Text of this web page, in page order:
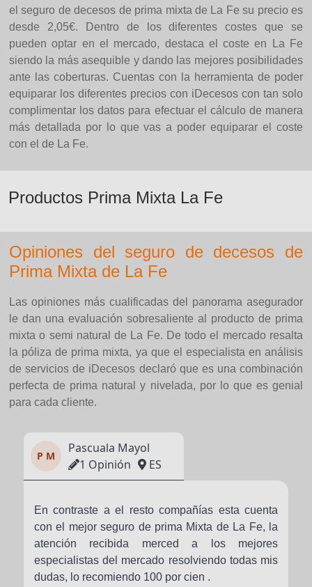
el seguro de decesos de prima mixta de La Fe su precio es
desde 2,05€. Dentro de los diferentes costes que se
pueden optar en el mercado, destaca el coste en La Fe
siendo la más asequible y dando las mejores posibilidades
ante las coberturas. Cuentas con la herramienta de poder
equiparar los diferentes precios con iDecesos con tan solo
complimentar los datos para efectuar el cálculo de manera
más detallada por lo que vas a poder equiparar el coste
con el de La Fe.
Productos Prima Mixta La Fe
Opiniones del seguro de decesos de
Prima Mixta de La Fe
Las opiniones más cualificadas del panorama asegurador
le dan una evaluación sobresaliente al producto de prima
mixta o semi natural de La Fe. De todo el mercado resalta
la póliza de prima mixta, ya que el especialista en análisis
de servicios de iDecesos declaró que es una combinación
perfecta de prima natural y nivelada, por lo que es genial
para cada cliente.
P M
Pascuala Mayol
1 Opinión
ES
En contraste a el resto compañías esta cuenta
con el mejor seguro de prima Mixta de La Fe, la
atención recibida merced a los mejores
especialistas del mercado resolviendo todas mis
dudas, lo recomiendo 100 por cien .